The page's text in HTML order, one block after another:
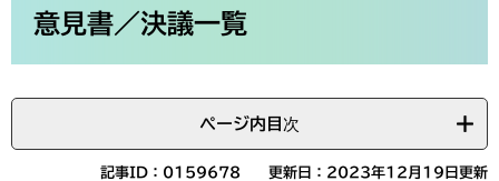
意見書／決議一覧
ページ内目次
記事ID：0159678 更新日：2023年12月19日更新